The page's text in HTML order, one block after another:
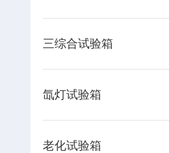
三综合试验箱
氙灯试验箱
老化试验箱